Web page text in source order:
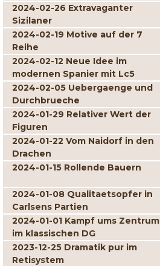
2024-02-26 Extravaganter
Sizilaner
2024-02-19 Motive auf der 7
Reihe
2024-02-12 Neue Idee im
modernen Spanier mit Lc5
2024-02-05 Uebergaenge und
Durchbrueche
2024-01-29 Relativer Wert der
Figuren
2024-01-22 Vom Naidorf in den
Drachen
2024-01-15 Rollende Bauern
2024-01-08 Qualitaetsopfer in
Carlsens Partien
2024-01-01 Kampf ums Zentrum
im klassischen DG
2023-12-25 Dramatik pur im
Retisystem